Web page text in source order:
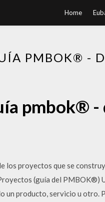
Home
PMBOK® -
pmbok® -
los proyectos que se
(guía del PMBOK®)
un producto, servicio u otro.